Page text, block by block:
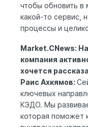
чтобы обновить в
какой-то сервис,
процессы и
Market.CNews:
компания
хочется
Раис Ахкямов:
ключевых
КЭДО. Мы
которая поможет